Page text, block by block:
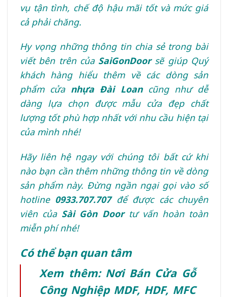
vụ tận tình, chế độ hậu mãi tốt và mức giá
cả phải chăng.
Hy vọng những thông tin chia sẻ trong bài
viết bên trên của SaiGonDoorsẽ giúp Quý
khách hàng hiểu thêm về các dòng sản
phẩm cửa nhựa Đài Loan cũng như dễ
dàng lựa chọn được mẫu cửa đẹp chất
lượng tốt phù hợp nhất với nhu cầu hiện tại
của mình nhé!
Hãy liên hệ ngay với chúng tôi bất cứ khi
nào bạn cần thêm những thông tin về dòng
sản phẩm này. Đừng ngần ngại gọi vào số
hotline 0933.707.707để được các chuyên
viên của Sài Gòn Doortư vấn hoàn toàn
miễn phí nhé!
Có thể bạn quan tâm
Xem thêm: Nơi Bán Cửa Gỗ
Công Nghiệp MDF, HDF, MFC